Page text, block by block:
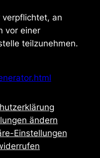
an
vor einer
teilzunehmen.
ändern
Einstellungen